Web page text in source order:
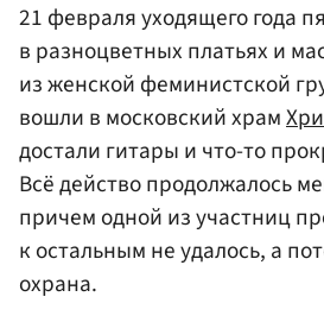
21 февраля уходящего года
в разноцветных платьях и
из женской феминистской
вошли в московский храм
достали гитары и что-то
Всё действо продолжалось
причем одной из участниц
к остальным не удалось, а
охрана.